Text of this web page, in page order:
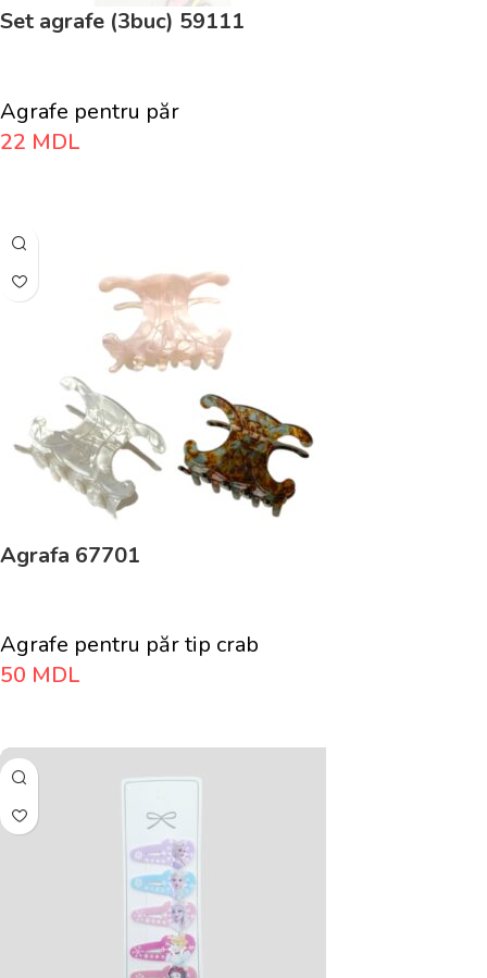
Set agrafe (3buc) 59111
Agrafe pentru păr
22 MDL
Agrafa 67701
Agrafe pentru păr tip crab
50 MDL